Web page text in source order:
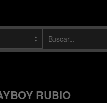
RUBIO